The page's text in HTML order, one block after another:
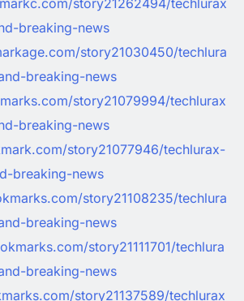
breaking-news
story21030450/techlura
breaking-news
story21079994/techlurax
breaking-news
story21077946/techlurax-
breaking-news
story21108235/techlura
breaking-news
story21111701/techlura
breaking-news
story21137589/techlurax